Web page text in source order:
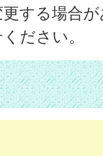
する場合
ださい。